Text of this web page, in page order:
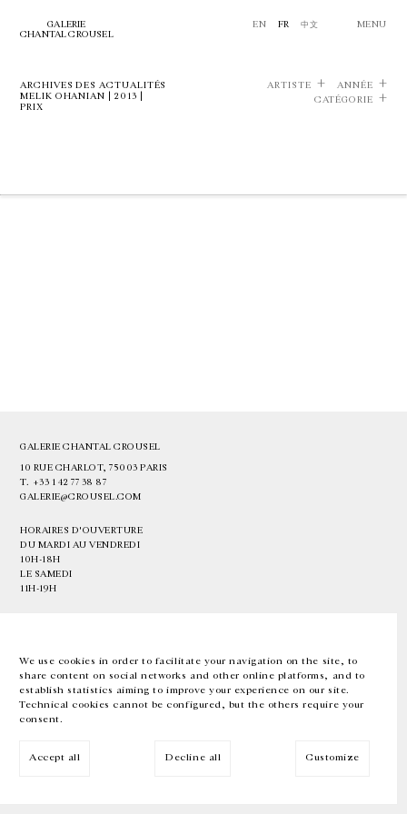
We use cookies in order to facilitate your navigation on the site, to
share content on social networks and other online platforms, and to
establish statistics aiming to improve your experience on our site.
Technical cookies cannot be configured, but the others require your
consent.
Accept all Decline all Customize
GALERIE
CHANTAL CROUSEL
EN FR 中文 MENU
ARCHIVES DES ACTUALITÉS
MELIK OHANIAN | 2013 |
PRIX
ARTISTE
ANNÉE
CATÉGORIE
GALERIE CHANTAL CROUSEL
10 RUE CHARLOT, 75003 PARIS
T. +33 1 42 77 38 87
GALERIE@CROUSEL.COM
HORAIRES D'OUVERTURE
DU MARDI AU VENDREDI
10H-18H
LE SAMEDI
11H-19H
EN FR 中文 Facebook Instagram
Inscrivez-vous à notre newsletter